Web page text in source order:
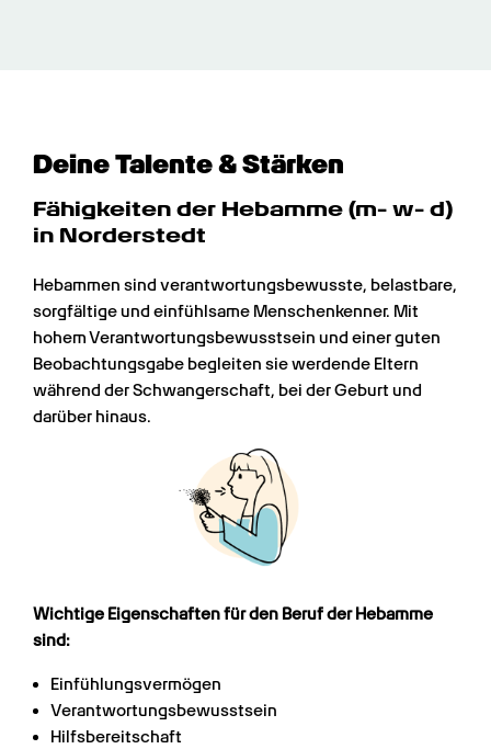
Deine Talente & Stärken
Fähigkeiten der Hebamme (m- w- d)
in Norderstedt
Hebammen sind verantwortungsbewusste, belastbare,
sorgfältige und einfühlsame Menschenkenner. Mit
hohem Verantwortungsbewusstsein und einer guten
Beobachtungsgabe begleiten sie werdende Eltern
während der Schwangerschaft, bei der Geburt und
darüber hinaus.
Wichtige Eigenschaften für den Beruf der Hebamme
sind:
Einfühlungsvermögen
Verantwortungsbewusstsein
Hilfsbereitschaft